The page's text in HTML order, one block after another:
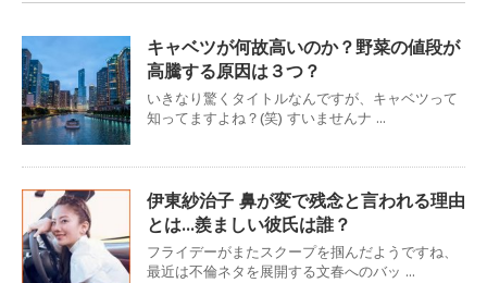
キャベツが何故高いのか？野菜の値段が
高騰する原因は３つ？
いきなり驚くタイトルなんですが、キャベツって
知ってますよね？(笑) すいませんナ ...
伊東紗治子 鼻が変で残念と言われる理由
とは…羨ましい彼氏は誰？
フライデーがまたスクープを掴んだようですね、
最近は不倫ネタを展開する文春へのバッ ...